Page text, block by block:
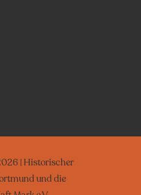
| Historischer
und die